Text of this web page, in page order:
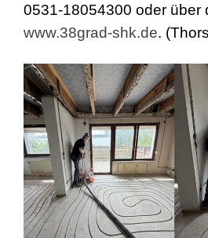
0531-18054300 oder über
www.38grad-shk.de.